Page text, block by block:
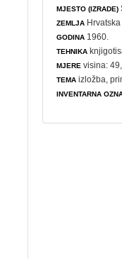
MJESTO (IZRADE)
ZEMLJA Hrvatska
GODINA 1960.
TEHNIKA
MJERE visina:
TEMA izložba ,
INVENTARNA